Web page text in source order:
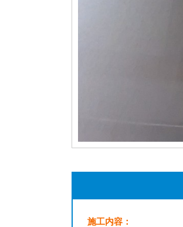
施工内容：